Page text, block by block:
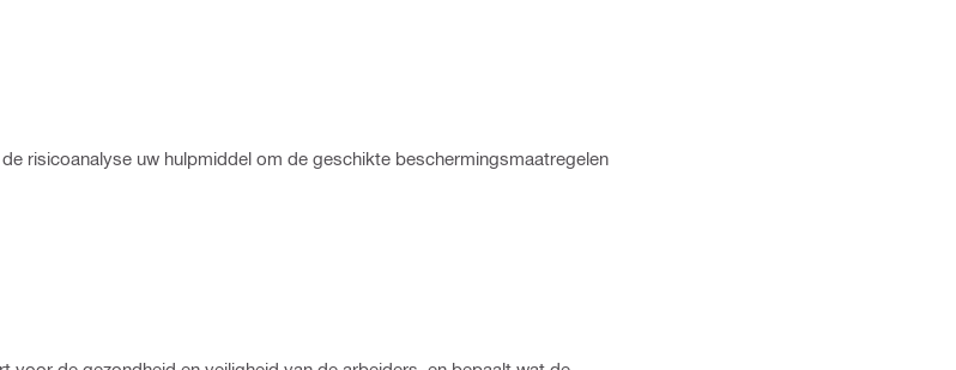
risicoanalyse uw hulpmiddel om de geschikte beschermingsmaatregelen